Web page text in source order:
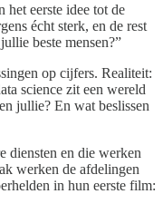
eerste idee tot de
écht sterk, en de rest
beste mensen?”
op cijfers. Realiteit:
science zit een wereld
jullie? En wat beslissen
diensten en die werken
werken de afdelingen
in hun eerste film: